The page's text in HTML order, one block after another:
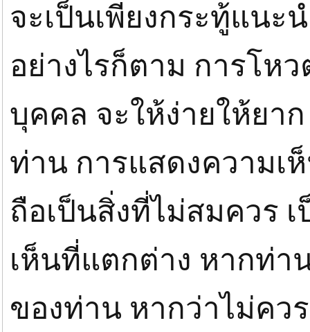
จะเป็นเพียงกระทู้แน
อย่างไรก็ตาม การโห
บุคคล จะให้ง่ายให้ยา
ท่าน การแสดงความเ
ถือเป็นสิ่งที่ไม่สมควร
เห็นที่แตกต่าง หากท่า
ของท่าน หากว่าไม่คว